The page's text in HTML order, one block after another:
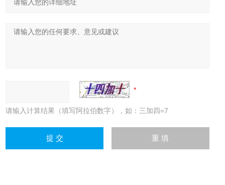
请输入计算结果（填写阿拉伯数字），如：三加四=7